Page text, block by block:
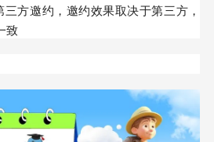
方邀约，邀约效果取决于第三方，
致